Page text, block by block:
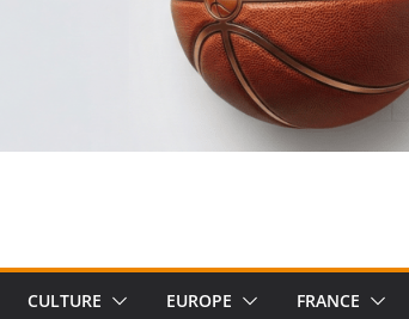
match à plus de 40 points en NBA, le
canadien transcendant face aux Spurs
Pau Gasol dans l’histoire en 2002 :
premier européen sacré Rookie de
CULTURE EUROPE FRANCE